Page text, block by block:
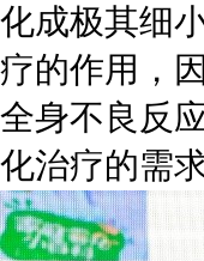
化成极其细
疗的作用，
全身不良反
化治疗的需